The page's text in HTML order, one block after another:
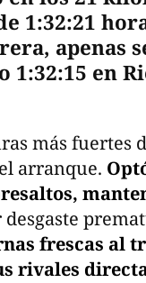
1:32:21
apenas
1:32:15 en
más fuertes
arranque.
frescas al
rivales